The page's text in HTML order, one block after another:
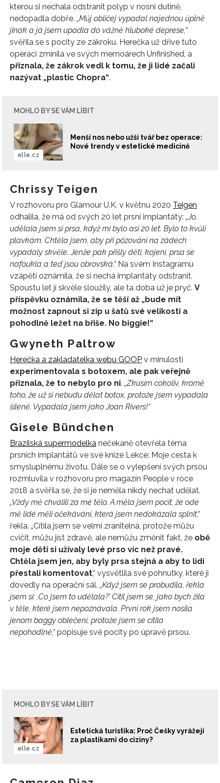
kterou si nechala odstranit polyp v nosní dutině,
nedopadla dobře. „Můj obličej vypadal najednou úplně
jinak a já jsem upadla do vážně hluboké deprese, “
svěřila se s pocity ze zákroku. Herečka už dříve tuto
operaci zmínila ve svých memoárech Unfinished, a
přiznala, že zákrok vedl k tomu, že ji lidé začali
nazývat „plastic Chopra“.
MOHLO BY SE VÁM LÍBIT
Menší nos nebo užší tvář bez operace:
Nové trendy v estetické medicíně
elle.cz
Chrissy Teigen
V rozhovoru pro Glamour U.K. v květnu 2020 Teigen
odhalila, že má od svých 20 let prsní implantáty: „Jo,
udělala jsem si prsa, když mi bylo asi 20 let. Bylo to kvůli
plavkám. Chtěla jsem, aby při pózování na zádech
vypadaly skvěle. Jenže pak přišly děti, kojení, prsa se
nafoukla a teď jsou obrovská.“ Na svém Instagramu
vzápětí oznámila, že si nechá implantáty odstranit.
Spoustu let jí skvěle sloužily, ale ta doba už je pryč. V
příspěvku oznámila, že se těší až „bude mít
možnost zapnout si zip u šatů své velikosti a
pohodlně ležet na břiše. No biggie!“
Gwyneth Paltrow
Herečka a zakladatelka webu GOOP v minulosti
experimentovala s botoxem, ale pak veřejně
přiznala, že to nebylo pro ni. „Zkusím cokoliv, kromě
toho, že už si nebudu dělat botox, protože jsem vypadala
šíleně. Vypadala jsem jako Joan Rivers!“
Gisele Bündchen
Brazilská supermodelka nečekaně otevřela téma
prsních implantátů ve své knize Lekce: Moje cesta k
smysluplnému životu. Dále se o vylepšení svých prsou
rozmluvila v rozhovoru pro magazín People v roce
2018 a svěřila se, že si je neměla nikdy nechat udělat.
„Vždy mě chválili za mé tělo. A měla jsem pocit, že ode
mě lidé měli očekávání, která jsem nedokázala splnit,“
řekla. „Cítila jsem se velmi zranitelná, protože můžu
cvičit, můžu jíst zdravě, ale nemůžu změnit fakt, že obě
moje děti si užívaly levé prso víc než pravé.
Chtěla jsem jen, aby byly prsa stejná a aby to lidi
přestali komentovat,“ vysvětlila své pohnutky, které ji
dovedly na operační sál. „Když jsem se probudila, řekla
jsem si: ,Co jsem to udělala?' Cítil jsem se, jako bych žila
v těle, které jsem nepoznávala. První rok jsem nosila
jenom baggy oblečení, protože jsem se cítila
nepohodlně,“ popisuje své pocity po úpravě prsou.
MOHLO BY SE VÁM LÍBIT
Estetická turistika: Proč Češky vyrážejí
za plastikami do ciziny?
elle.cz